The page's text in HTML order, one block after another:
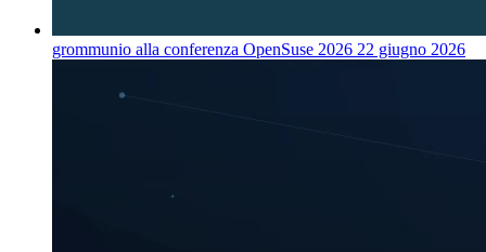
grommunio alla conferenza OpenSuse 2026 22 giugno 2026